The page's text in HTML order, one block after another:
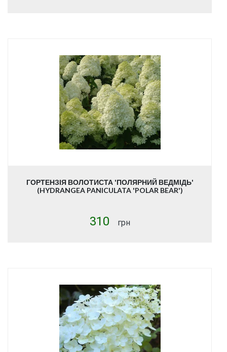
ГОРТЕНЗІЯ ВОЛОТИСТА 'ПОЛЯРНИЙ ВЕДМІДЬ'
(HYDRANGEA PANICULATA 'POLAR BEAR')
310 грн